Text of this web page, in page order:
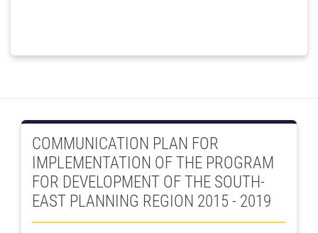
COMMUNICATION PLAN FOR
IMPLEMENTATION OF THE PROGRAM
FOR DEVELOPMENT OF THE SOUTH-
EAST PLANNING REGION 2015 - 2019